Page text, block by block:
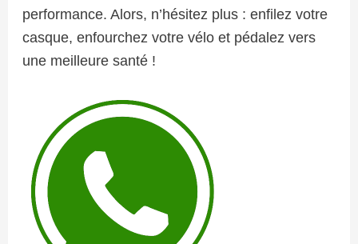
performance. Alors, n’hésitez plus : enfilez votre
casque, enfourchez votre vélo et pédalez vers
une meilleure santé !